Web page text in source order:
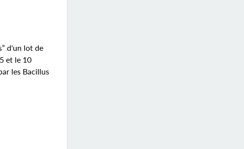
d'un lot de
et le 10
les Bacillus